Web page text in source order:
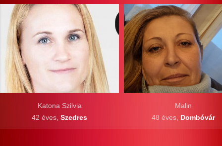
Katona Szilvia
42 éves, Szedres
Malin
48 éves, Dombóvár